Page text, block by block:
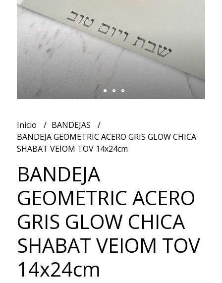
Inicio
BANDEJAS
BANDEJA GEOMETRIC ACERO GRIS GLOW CHICA
SHABAT VEIOM TOV 14x24cm
BANDEJA
GEOMETRIC ACERO
GRIS GLOW CHICA
SHABAT VEIOM TOV
14x24cm